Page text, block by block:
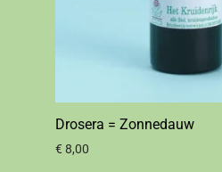
Drosera = Zonnedauw
€ 8,00